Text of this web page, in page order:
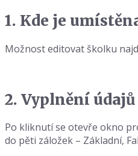
1. Kde je
Možnost editovat školku
2. Vyplnění
Po kliknutí se otevře okno
do pěti záložek – Základní,